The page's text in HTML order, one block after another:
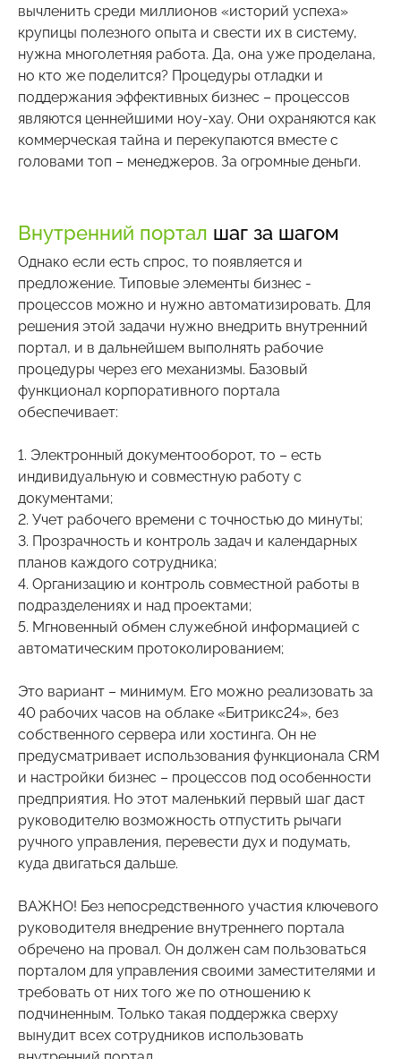
вычленить среди миллионов «историй успеха»
крупицы полезного опыта и свести их в систему,
нужна многолетняя работа. Да, она уже проделана,
но кто же поделится? Процедуры отладки и
поддержания эффективных бизнес – процессов
являются ценнейшими ноу-хау. Они охраняются как
коммерческая тайна и перекупаются вместе с
головами топ – менеджеров. За огромные деньги.
Внутренний портал шаг за шагом
Однако если есть спрос, то появляется и
предложение. Типовые элементы бизнес -
процессов можно и нужно автоматизировать. Для
решения этой задачи нужно внедрить внутренний
портал, и в дальнейшем выполнять рабочие
процедуры через его механизмы. Базовый
функционал корпоративного портала
обеспечивает:
1. Электронный документооборот, то – есть
индивидуальную и совместную работу с
документами;
2. Учет рабочего времени с точностью до минуты;
3. Прозрачность и контроль задач и календарных
планов каждого сотрудника;
4. Организацию и контроль совместной работы в
подразделениях и над проектами;
5. Мгновенный обмен служебной информацией с
автоматическим протоколированием;
Это вариант – минимум. Его можно реализовать за
40 рабочих часов на облаке «Битрикс24», без
собственного сервера или хостинга. Он не
предусматривает использования функционала CRM
и настройки бизнес – процессов под особенности
предприятия. Но этот маленький первый шаг даст
руководителю возможность отпустить рычаги
ручного управления, перевести дух и подумать,
куда двигаться дальше.
ВАЖНО! Без непосредственного участия ключевого
руководителя внедрение внутреннего портала
обречено на провал. Он должен сам пользоваться
порталом для управления своими заместителями и
требовать от них того же по отношению к
подчиненным. Только такая поддержка сверху
вынудит всех сотрудников использовать